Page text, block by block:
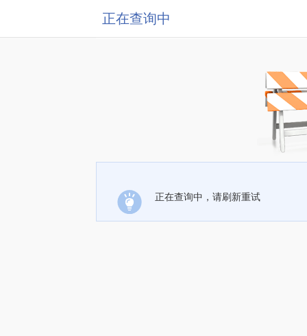
正在查询中
正在查询中，请刷新重试